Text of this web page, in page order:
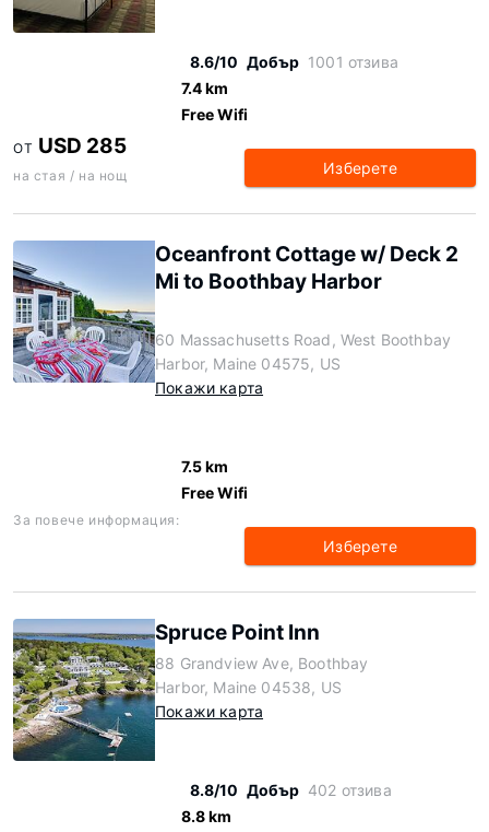
8.6/10 Добър 1001 отзива
7.4 km
Free Wifi
ОТ USD 285
на стая / на нощ Изберете
Oceanfront Cottage w/ Deck 2
Mi to Boothbay Harbor
60 Massachusetts Road, West Boothbay
Harbor, Maine 04575, US
Покажи карта
7.5 km
Free Wifi
За повече информация:
Изберете
Spruce Point Inn
88 Grandview Ave, Boothbay
Harbor, Maine 04538, US
Покажи карта
8.8/10 Добър 402 отзива
8.8 km